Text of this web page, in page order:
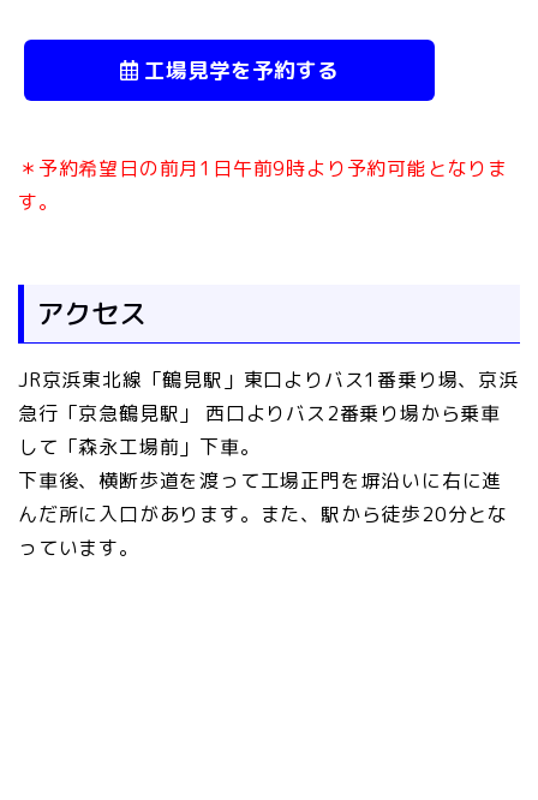
工場見学を予約する
＊予約希望日の前月1日午前9時より予約可能となりま
す。
アクセス
JR京浜東北線「鶴見駅」東口よりバス1番乗り場、京浜
急行「京急鶴見駅」 西口よりバス2番乗り場から乗車
して「森永工場前」下車。
下車後、横断歩道を渡って工場正門を塀沿いに右に進
んだ所に入口があります。また、駅から徒歩20分とな
っています。